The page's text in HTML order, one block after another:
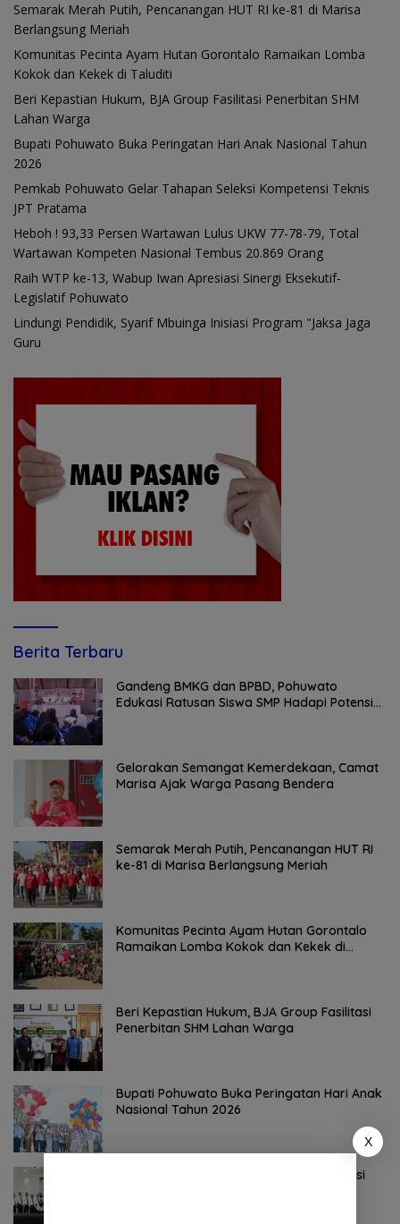
Semarak Merah Putih, Pencanangan HUT RI ke-81 di Marisa
Berlangsung Meriah
Komunitas Pecinta Ayam Hutan Gorontalo Ramaikan Lomba
Kokok dan Kekek di Taluditi
Beri Kepastian Hukum, BJA Group Fasilitasi Penerbitan SHM
Lahan Warga
Bupati Pohuwato Buka Peringatan Hari Anak Nasional Tahun
2026
Pemkab Pohuwato Gelar Tahapan Seleksi Kompetensi Teknis
JPT Pratama
Heboh ! 93,33 Persen Wartawan Lulus UKW 77-78-79, Total
Wartawan Kompeten Nasional Tembus 20.869 Orang
Raih WTP ke-13, Wabup Iwan Apresiasi Sinergi Eksekutif-
Legislatif Pohuwato
Lindungi Pendidik, Syarif Mbuinga Inisiasi Program "Jaksa Jaga
Guru
Berita Terbaru
Gandeng BMKG dan BPBD, Pohuwato
Edukasi Ratusan Siswa SMP Hadapi Potensi
Gelorakan Semangat Kemerdekaan, Camat
Marisa Ajak Warga Pasang Bendera
Semarak Merah Putih, Pencanangan HUT RI
ke-81 di Marisa Berlangsung Meriah
Komunitas Pecinta Ayam Hutan Gorontalo
Ramaikan Lomba Kokok dan Kekek di
Beri Kepastian Hukum, BJA Group Fasilitasi
Penerbitan SHM Lahan Warga
Bupati Pohuwato Buka Peringatan Hari Anak
Nasional Tahun 2026
Pemkab Pohuwato Gelar Tahapan Seleksi
X